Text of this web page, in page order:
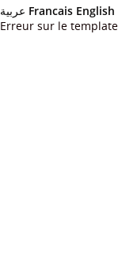
عربية Francais English
Erreur sur le template